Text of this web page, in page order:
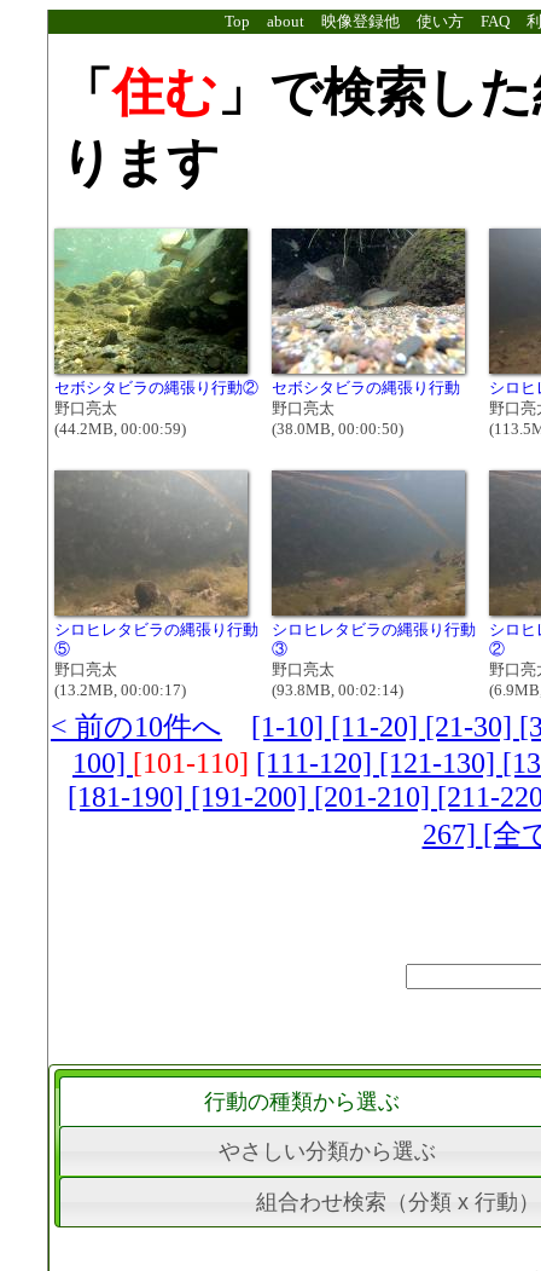
Top about 映像登録他 使い方 FAQ
「住む 」で検索し
ります
セボシタビラの縄張り行動②
野口亮太
(44.2MB, 00:00:59)
セボシタビラの縄張り行動
野口亮太
(38.0MB, 00:00:50)
シロ
野口亮
シロヒレタビラの縄張り行動
⑤
野口亮太
(13.2MB, 00:00:17)
シロヒレタビラの縄張り行動
③
野口亮太
(93.8MB, 00:02:14)
シロヒ
②
野口亮
< 前の10件へ [1-10] [11-20] [21-30]
100] [101-110] [111-120] [121-130]
[181-190] [191-200] [201-210] [211-
267] [全
行動の種類から選ぶ
やさしい分類から選ぶ
組合わせ検索（分類 x 行動）